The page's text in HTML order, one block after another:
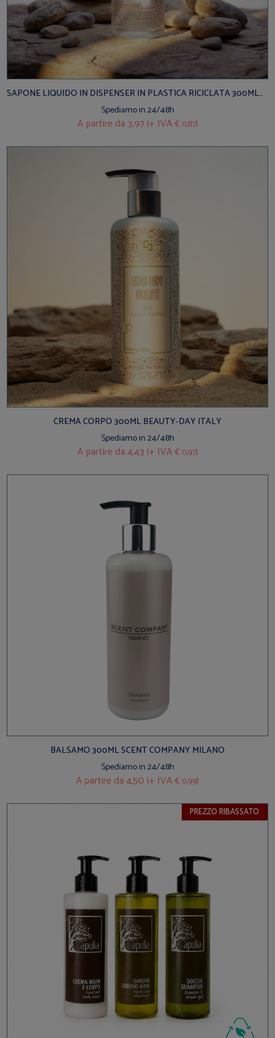
SAPONE LIQUIDO IN DISPENSER IN PLASTICA RICICLATA 300ML
Spediamo in 24/48h
A partire da 3,97 (+ IVA€ 0,87)
CREMA CORPO 300ML BEAUTY-DAY ITALY
Spediamo in 24/48h
A partire da4,43 (+ IVA€ 0,97)
BALSAMO 300ML SCENT COMPANY MILANO
Spediamo in 24/48h
A partire da4,50 (+ IVA€ 0,99)
BEST SELLER
PREZZO RIBASSATO